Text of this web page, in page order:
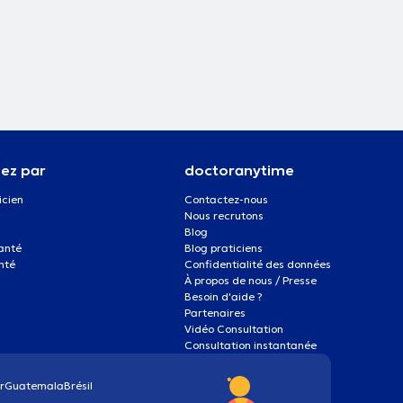
par doctoranytime
Contactez-nous
Nous recrutons
Blog
Blog praticiens
Confidentialité des données
À propos de nous / Presse
Besoin d'aide ?
Partenaires
Vidéo Consultation
Consultation instantanée
GuatemalaBrésil